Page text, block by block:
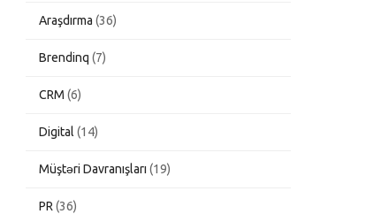
Araşdırma (36)
Brendinq (7)
CRM (6)
Digital (14)
Müştəri Davranışları (19)
PR (36)